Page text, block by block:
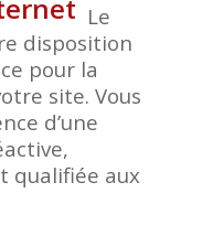
Le
disposition
pour la
site. Vous
d’une
qualifiée aux